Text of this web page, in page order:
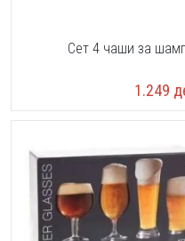
Сет 4 чаши за
1.249